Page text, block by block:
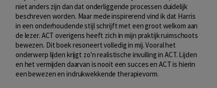
niet anders zijn dan dat onderliggende processen duidelijk
beschreven worden. Maar mede inspirerend vind ik dat Harris
in een onderhoudende stijl schrijft met een groot welkom aan
de lezer. ACT overigens heeft zich in mijn praktijk ruimschoots
bewezen. Dit boek resoneert volledig in mij. Vooral het
onderwerp lijden krijgt zo'n realistische invulling in ACT. Lijden
en het vermijden daarvan is nooit een succes en ACT is hierin
een bewezen en indrukwekkende therapievorm.